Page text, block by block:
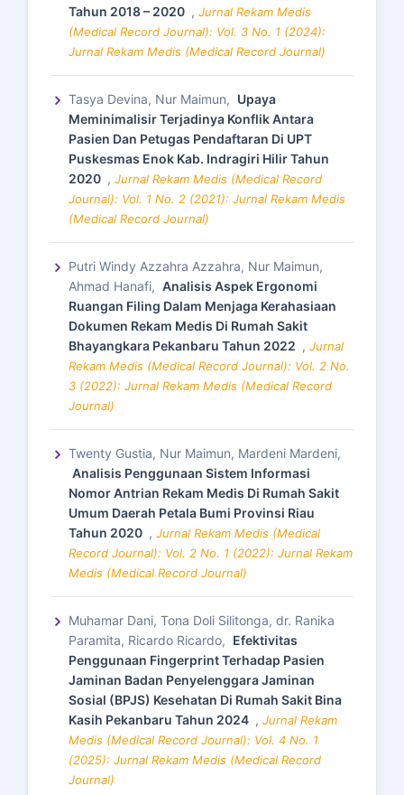
Tahun 2018 – 2020 , Jurnal Rekam Medis
(Medical Record Journal): Vol. 3 No. 1 (2024):
Jurnal Rekam Medis (Medical Record Journal)
Tasya Devina, Nur Maimun, Upaya
Meminimalisir Terjadinya Konflik Antara
Pasien Dan Petugas Pendaftaran Di UPT
Puskesmas Enok Kab. Indragiri Hilir Tahun
2020 , Jurnal Rekam Medis (Medical Record
Journal): Vol. 1 No. 2 (2021): Jurnal Rekam Medis
(Medical Record Journal)
Putri Windy Azzahra Azzahra, Nur Maimun,
Ahmad Hanafi, Analisis Aspek Ergonomi
Ruangan Filing Dalam Menjaga Kerahasiaan
Dokumen Rekam Medis Di Rumah Sakit
Bhayangkara Pekanbaru Tahun 2022 , Jurnal
Rekam Medis (Medical Record Journal): Vol. 2 No.
3 (2022): Jurnal Rekam Medis (Medical Record
Journal)
Twenty Gustia, Nur Maimun, Mardeni Mardeni,
Analisis Penggunaan Sistem Informasi
Nomor Antrian Rekam Medis Di Rumah Sakit
Umum Daerah Petala Bumi Provinsi Riau
Tahun 2020 , Jurnal Rekam Medis (Medical
Record Journal): Vol. 2 No. 1 (2022): Jurnal Rekam
Medis (Medical Record Journal)
Muhamar Dani, Tona Doli Silitonga, dr. Ranika
Paramita, Ricardo Ricardo, Efektivitas
Penggunaan Fingerprint Terhadap Pasien
Jaminan Badan Penyelenggara Jaminan
Sosial (BPJS) Kesehatan Di Rumah Sakit Bina
Kasih Pekanbaru Tahun 2024 , Jurnal Rekam
Medis (Medical Record Journal): Vol. 4 No. 1
(2025): Jurnal Rekam Medis (Medical Record
Journal)